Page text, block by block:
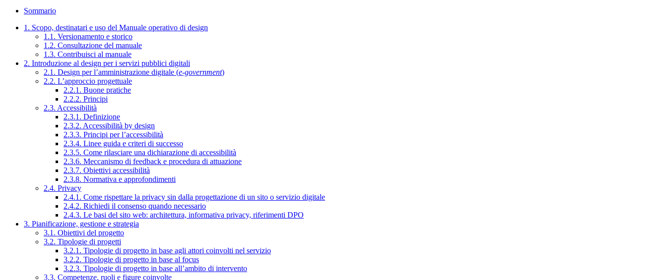
Sommario
1. Scopo, destinatari e uso del Manuale operativo di design
1.1. Versionamento e storico
1.2. Consultazione del manuale
1.3. Contribuisci al manuale
2. Introduzione al design per i servizi pubblici digitali
2.1. Design per l’amministrazione digitale (e-government)
2.2. L’approccio progettuale
2.2.1. Buone pratiche
2.2.2. Principi
2.3. Accessibilità
2.3.1. Definizione
2.3.2. Accessibilità by design
2.3.3. Principi per l’accessibilità
2.3.4. Linee guida e criteri di successo
2.3.5. Come rilasciare una dichiarazione di accessibilità
2.3.6. Meccanismo di feedback e procedura di attuazione
2.3.7. Obiettivi accessibilità
2.3.8. Normativa e approfondimenti
2.4. Privacy
2.4.1. Come rispettare la privacy sin dalla progettazione di un sito o servizio digitale
2.4.2. Richiedi il consenso quando necessario
2.4.3. Le basi del sito web: architettura, informativa privacy, riferimenti DPO
3. Pianificazione, gestione e strategia
3.1. Obiettivi del progetto
3.2. Tipologie di progetti
3.2.1. Tipologie di progetto in base agli attori coinvolti nel servizio
3.2.2. Tipologie di progetto in base al focus
3.2.3. Tipologie di progetto in base all’ambito di intervento
3.3. Competenze, ruoli e figure coinvolte